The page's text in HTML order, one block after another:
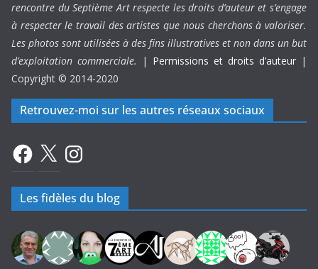
rencontre du Septième Art respecte les droits d’auteur et s’engage
à respecter le travail des artistes que nous cherchons à valoriser.
Les photos sont utilisées à des fins illustratives et non dans un but
d’exploitation commerciale.
| Permissions et droits d’auteur |
Copyright © 2014-2020
Retrouvez-moi sur les autres réseaux sociaux
Facebook
X Instagram
Les fidèles du blog